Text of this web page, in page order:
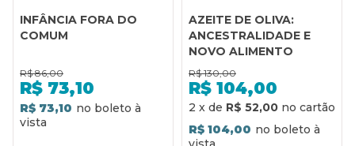
INFÂNCIA FORA DO
COMUM
R$ 86,00
R$ 73,10
R$ 73,10
AZEITE DE OLIVA:
ANCESTRALIDADE E
NOVO ALIMENTO
R$ 130,00
R$ 104,00
2 x de R$ 52,00
R$ 104,00